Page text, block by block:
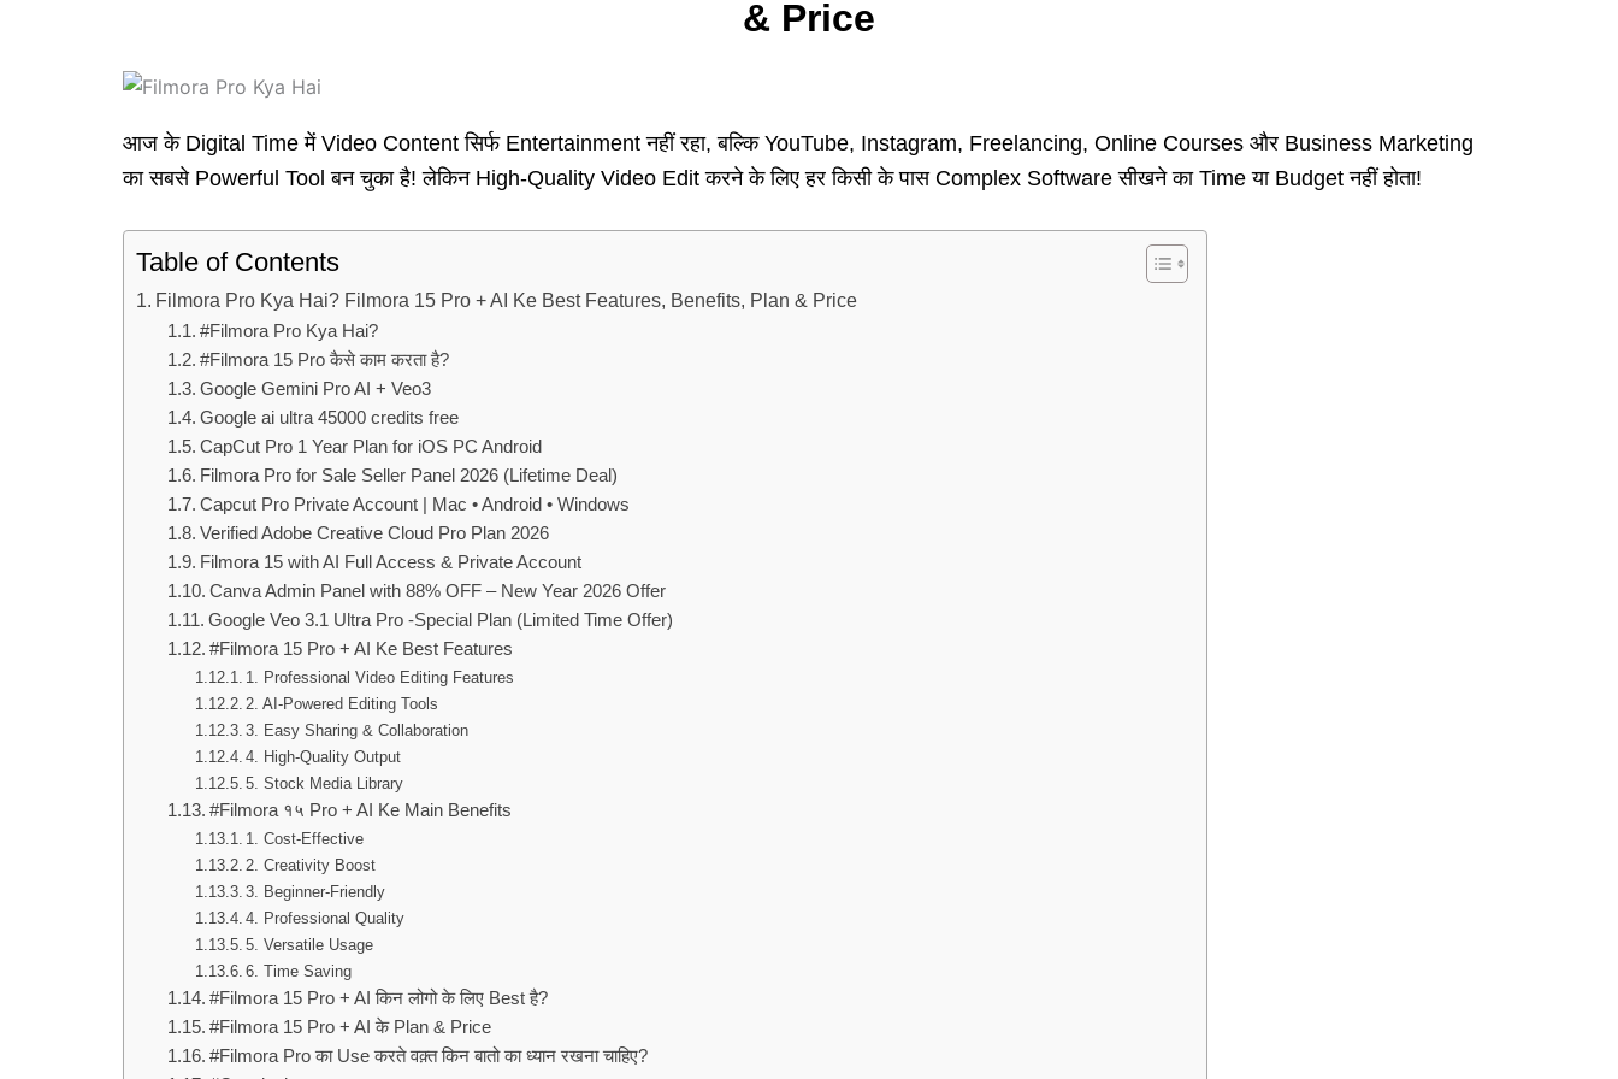
& Price
आज के Digital Time में Video Content सिर्फ Entertainment नहीं रहा, बल्कि YouTube, Instagram, Freelancing, Online Courses और Business Marketing
का सबसे Powerful Tool बन चुका है! लेकिन High-Quality Video Edit करने के लिए हर किसी के पास Complex Software सीखने का Time या Budget नहीं होता!
Table of Contents
Filmora Pro Kya Hai? Filmora 15 Pro + AI Ke Best Features, Benefits, Plan & Price
#Filmora Pro Kya Hai?
#Filmora 15 Pro कैसे काम करता है?
Google Gemini Pro AI + Veo3
Google ai ultra 45000 credits free
CapCut Pro 1 Year Plan for iOS PC Android
Filmora Pro for Sale Seller Panel 2026 (Lifetime Deal)
Capcut Pro Private Account | Mac • Android • Windows
Verified Adobe Creative Cloud Pro Plan 2026
Filmora 15 with AI Full Access & Private Account
Canva Admin Panel with 88% OFF – New Year 2026 Offer
Google Veo 3.1 Ultra Pro -Special Plan (Limited Time Offer)
#Filmora 15 Pro + AI Ke Best Features
1. Professional Video Editing Features
2. AI-Powered Editing Tools
3. Easy Sharing & Collaboration
4. High-Quality Output
5. Stock Media Library
#Filmora १५ Pro + AI Ke Main Benefits
1. Cost-Effective
2. Creativity Boost
3. Beginner-Friendly
4. Professional Quality
5. Versatile Usage
6. Time Saving
#Filmora 15 Pro + AI किन लोगो के लिए Best है?
#Filmora 15 Pro + AI के Plan & Price
#Filmora Pro का Use करते वक़्त किन बातो का ध्यान रखना चाहिए?